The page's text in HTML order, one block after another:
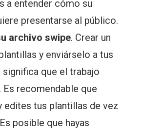
a entender cómo su
presentarse al público.
archivo swipe. Crear un
y enviárselo a tus
que el trabajo
Es recomendable que
edites tus plantillas de vez
posible que hayas